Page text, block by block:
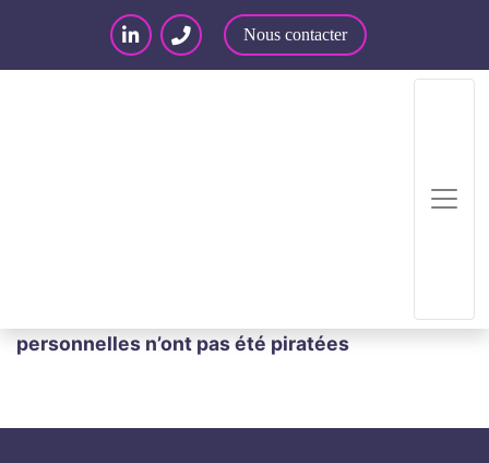
Nous contacter
personnelles n’ont pas été piratées